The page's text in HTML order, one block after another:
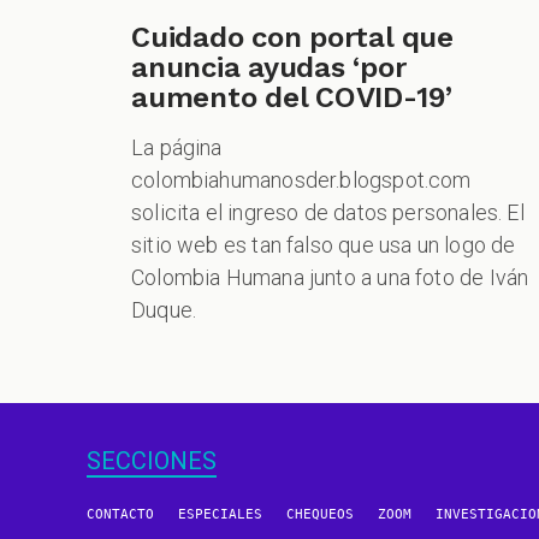
Cuidado con portal que
anuncia ayudas ‘por
aumento del COVID-19’
La página
colombiahumanosder.blogspot.com
solicita el ingreso de datos personales. El
sitio web es tan falso que usa un logo de
Colombia Humana junto a una foto de Iván
Duque.
SECCIONES
CONTACTO ESPECIALES CHEQUEOS ZOOM